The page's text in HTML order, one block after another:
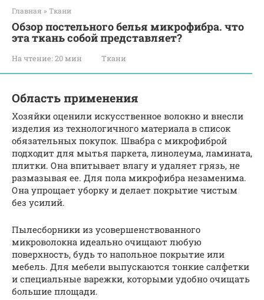
Главная » Ткани
Обзор постельного белья микрофибра. что
эта ткань собой представляет?
На чтение: 20 мин Ткани
Область применения
Хозяйки оценили искусственное волокно и внесли
изделия из технологичного материала в список
обязательных покупок. Швабра с микрофиброй
подходит для мытья паркета, линолеума, ламината,
плитки. Она впитывает влагу и удаляет грязь, не
размазывая ее. Для пола микрофибра незаменима.
Она упрощает уборку и делает покрытие чистым
без усилий.
Пылесборники из усовершенствованного
микроволокна идеально очищают любую
поверхность, будь то напольное покрытие или
мебель. Для мебели выпускаются тонкие салфетки
и специальные варежки, которыми удобно очищать
большие площади.